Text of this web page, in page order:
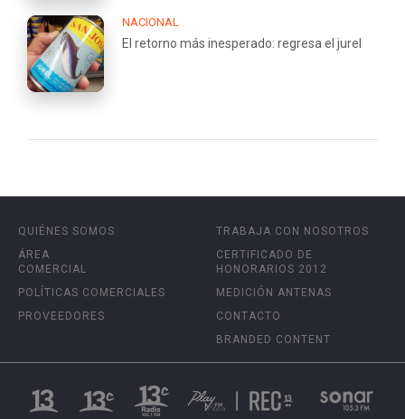
NACIONAL
El retorno más inesperado: regresa el jurel
QUIÉNES SOMOS
ÁREA
COMERCIAL
POLÍTICAS COMERCIALES
PROVEEDORES
TRABAJA CON NOSOTROS
CERTIFICADO DE
HONORARIOS 2012
MEDICIÓN ANTENAS
CONTACTO
BRANDED CONTENT